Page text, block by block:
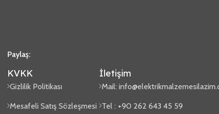
Paylaş:
KVKK
Gizlilik Politikası
Mesafeli Satış Sözleşmesi
İletişim
Mail:
Tel : +90 262 643 45 59